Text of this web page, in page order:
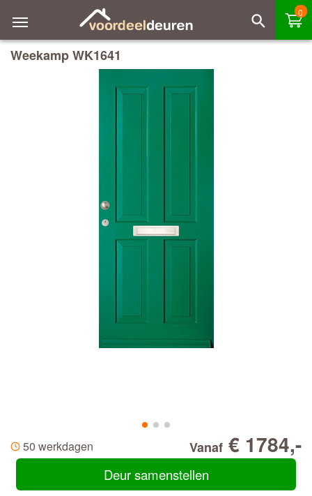
0
Weekamp WK1641
50 werkdagen Vanaf € 1784,-
Deur samenstellen